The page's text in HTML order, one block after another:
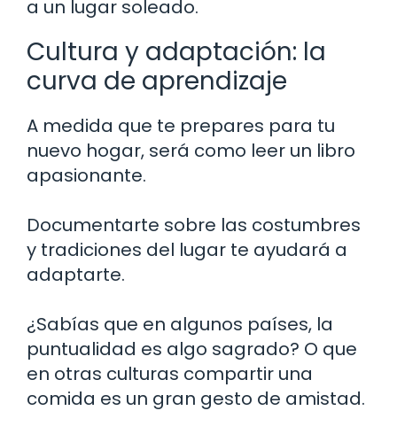
a un lugar soleado.
Cultura y adaptación: la
curva de aprendizaje
A medida que te prepares para tu
nuevo hogar, será como leer un libro
apasionante.
Documentarte sobre las costumbres
y tradiciones del lugar te ayudará a
adaptarte.
¿Sabías que en algunos países, la
puntualidad es algo sagrado? O que
en otras culturas compartir una
comida es un gran gesto de amistad.